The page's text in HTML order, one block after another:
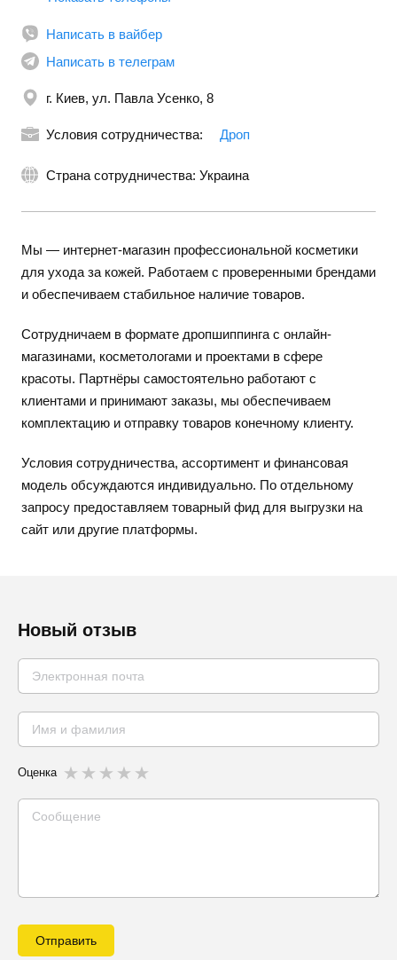
Написать в вайбер
Написать в телеграм
г. Киев, ул. Павла Усенко, 8
Условия сотрудничества: Дроп
Страна сотрудничества: Украина
Мы — интернет-магазин профессиональной косметики
для ухода за кожей. Работаем с проверенными брендами
и обеспечиваем стабильное наличие товаров.
Сотрудничаем в формате дропшиппинга с онлайн-
магазинами, косметологами и проектами в сфере
красоты. Партнёры самостоятельно работают с
клиентами и принимают заказы, мы обеспечиваем
комплектацию и отправку товаров конечному клиенту.
Условия сотрудничества, ассортимент и финансовая
модель обсуждаются индивидуально. По отдельному
запросу предоставляем товарный фид для выгрузки на
сайт или другие платформы.
Новый отзыв
Оценка
Отправить